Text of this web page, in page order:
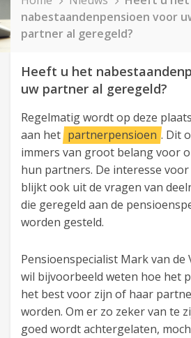
nabestaandenpensioen voor
partner al geregeld?
Heeft u het
uw partner al geregeld?
Regelmatig wordt op deze
aan het partnerpensioen . Dit
immers van groot belang voor
hun partners. De interesse
blijkt ook uit de vragen van
die geregeld aan de
worden gesteld.
Pensioenspecialist Mark van de
wil bijvoorbeeld weten hoe het
het best voor zijn of haar
worden. Om er zo zeker van te
goed wordt achtergelaten,